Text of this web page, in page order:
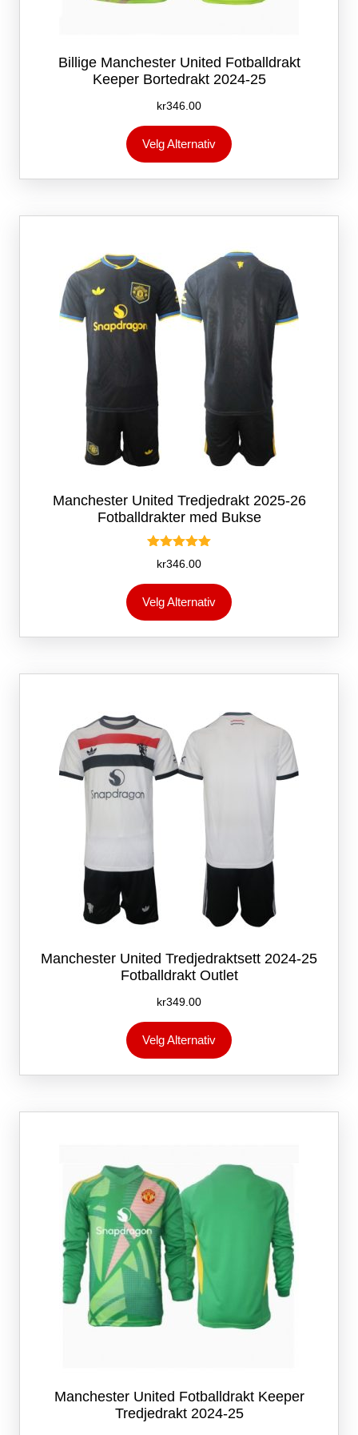
Billige Manchester United Fotballdrakt
Keeper Bortedrakt 2024-25
kr346.00
Velg Alternativ
produktet
flere
Alternativene
velges
på
produktsiden
Manchester United Tredjedrakt 2025-26
Fotballdrakter med Bukse
Vurdert
5.00
av 5
kr346.00
Velg Alternativ
produktet
flere
Alternativene
velges
på
produktsiden
Manchester United Tredjedraktsett 2024-25
Fotballdrakt Outlet
kr349.00
Velg Alternativ
produktet
flere
Alternativene
på
produktsiden
Manchester United Fotballdrakt Keeper
Tredjedrakt 2024-25